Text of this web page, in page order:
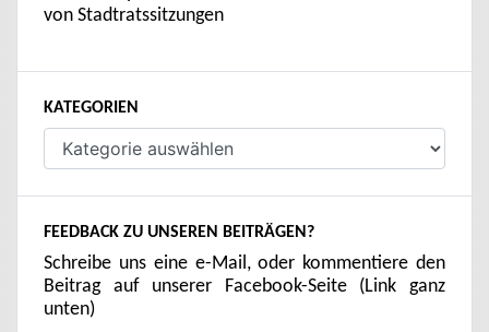
von Stadtratssitzungen
KATEGORIEN
Kategorien
FEEDBACK ZU UNSEREN BEITRÄGEN?
Schreibe uns eine e-Mail, oder kommentiere den
Beitrag auf unserer Facebook-Seite (Link ganz
unten)